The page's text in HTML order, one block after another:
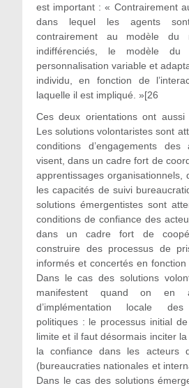
est important : « Contrairement
dans lequel les agents
contrairement au modèle
indifférenciés, le modèle du
personnalisation variable et
individu, en fonction de
laquelle il est impliqué. »[26
Ces deux orientations ont aussi
Les solutions volontaristes sont
conditions d’engagements
visent, dans un cadre fort de
apprentissages organisationnels,
les capacités de suivi
solutions émergentistes sont
conditions de confiance des
dans un cadre fort de
construire des processus de
informés et concertés en
Dans le cas des solutions
manifestent quand on
d’implémentation locale
politiques : le processus initial
limite et il faut désormais inciter
la confiance dans les acteurs
(bureaucraties nationales et
Dans le cas des solutions